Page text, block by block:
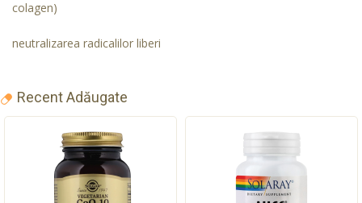
colagen)
neutralizarea radicalilor liberi
Recent Adăugate